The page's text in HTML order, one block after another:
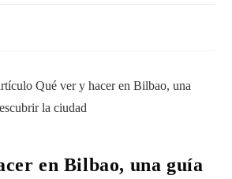
en Bilbao, una guía